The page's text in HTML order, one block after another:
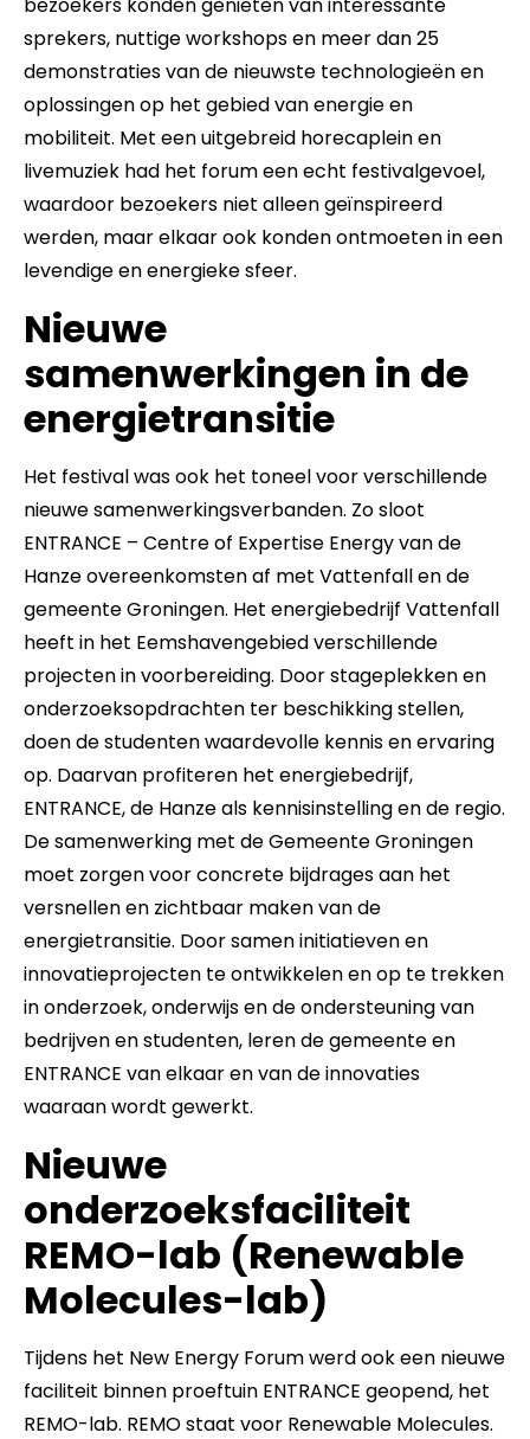
sprekers, nuttige workshops en meer dan 25
demonstraties van de nieuwste technologieën en
oplossingen op het gebied van energie en
mobiliteit. Met een uitgebreid horecaplein en
livemuziek had het forum een echt festivalgevoel,
waardoor bezoekers niet alleen geïnspireerd
werden, maar elkaar ook konden ontmoeten in een
levendige en energieke sfeer.
Nieuwe
samenwerkingen in de
energietransitie
Het festival was ook het toneel voor verschillende
nieuwe samenwerkingsverbanden. Zo sloot
ENTRANCE – Centre of Expertise Energy van de
Hanze overeenkomsten af met Vattenfall en de
gemeente Groningen. Het energiebedrijf Vattenfall
heeft in het Eemshavengebied verschillende
projecten in voorbereiding. Door stageplekken en
onderzoeksopdrachten ter beschikking stellen,
doen de studenten waardevolle kennis en ervaring
op. Daarvan profiteren het energiebedrijf,
ENTRANCE, de Hanze als kennisinstelling en de regio.
De samenwerking met de Gemeente Groningen
moet zorgen voor concrete bijdrages aan het
versnellen en zichtbaar maken van de
energietransitie. Door samen initiatieven en
innovatieprojecten te ontwikkelen en op te trekken
in onderzoek, onderwijs en de ondersteuning van
bedrijven en studenten, leren de gemeente en
ENTRANCE van elkaar en van de innovaties
waaraan wordt gewerkt.
Nieuwe
onderzoeksfaciliteit
REMO-lab (Renewable
Molecules-lab)
Tijdens het New Energy Forum werd ook een nieuwe
faciliteit binnen proeftuin ENTRANCE geopend, het
REMO-lab. REMO staat voor Renewable Molecules.